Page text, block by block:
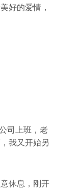
好的爱情，
司上班，老
我又开始另
休息，刚开